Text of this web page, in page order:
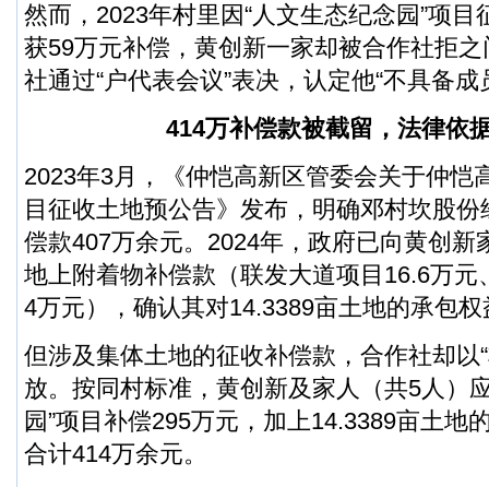
然而，2023年村里因“人文生态纪念园”项
获59万元补偿，黄创新一家却被合作社拒
社通过“户代表会议”表决，认定他“不具备成
414万补偿款被截留，法律依
2023年3月，《仲恺高新区管委会关于仲恺
目征收土地预公告》发布，明确邓村坎股
偿款407万余元。2024年，政府已向黄创新
地上附着物补偿款（联发大道项目16.6万元
4万元），确认其对14.3389亩土地的承包权
但涉及集体土地的征收补偿款，合作社却以
放。按同村标准，黄创新及家人（共5人）
园”项目补偿295万元，加上14.3389亩土地
合计414万余元。